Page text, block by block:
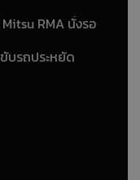
RMA นั่งรอ
บรถประหยัด